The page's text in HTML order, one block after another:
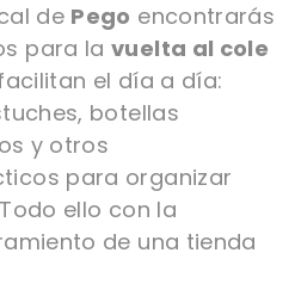
de Pego encontrarás
para lavuelta al cole
el día a día:
botellas
y otros
para organizar
ello con la
de una tienda